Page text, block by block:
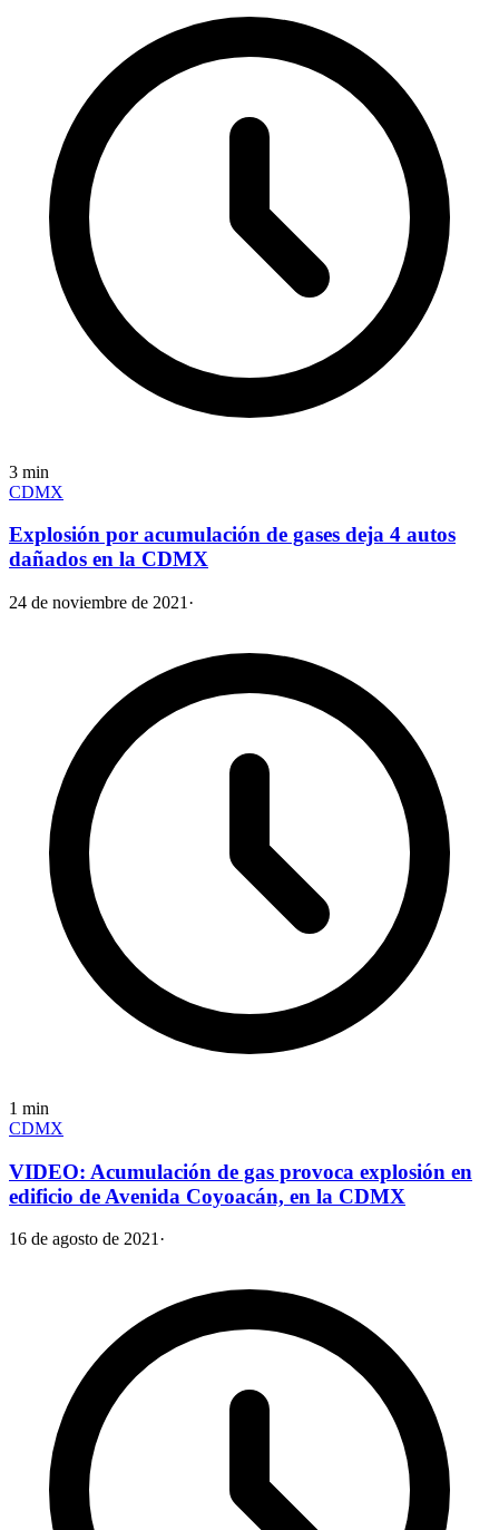
3 min
CDMX
Explosión por acumulación de gases deja 4 autos
dañados en la CDMX
24 de noviembre de 2021 ·
1 min
CDMX
VIDEO: Acumulación de gas provoca explosión en
edificio de Avenida Coyoacán, en la CDMX
16 de agosto de 2021·